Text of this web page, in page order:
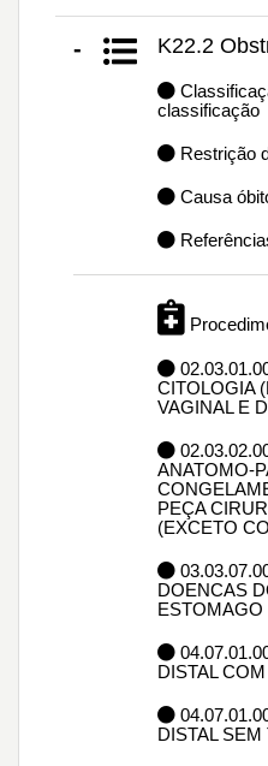
- K22.2
classificação
Restrição
Causa
CITOLOGIA
VAGINAL E
ANATOMO-
PEÇA
(EXCETO
DOENCAS
DISTAL
DISTAL